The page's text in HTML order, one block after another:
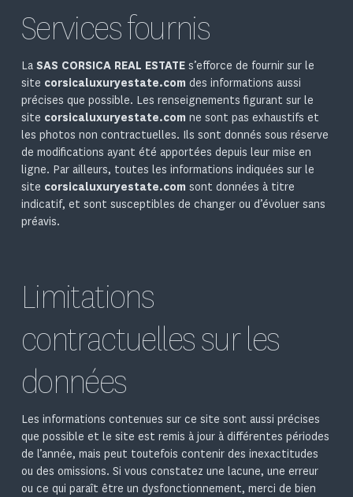
Services fournis
La SAS CORSICA REAL ESTATEs’efforce de fournir sur le
site corsicaluxuryestate.com des informations aussi
précises que possible. Les renseignements figurant sur le
site corsicaluxuryestate.com ne sont pas exhaustifs et
les photos non contractuelles. Ils sont donnés sous réserve
de modifications ayant été apportées depuis leur mise en
ligne. Par ailleurs, toutes les informations indiquées sur le
site corsicaluxuryestate.com sont données à titre
indicatif, et sont susceptibles de changer ou d’évoluer sans
préavis.
Limitations
contractuelles sur les
données
Les informations contenues sur ce site sont aussi précises
que possible et le site est remis à jour à différentes périodes
de l’année, mais peut toutefois contenir des inexactitudes
ou des omissions. Si vous constatez une lacune, une erreur
ou ce qui paraît être un dysfonctionnement, merci de bien